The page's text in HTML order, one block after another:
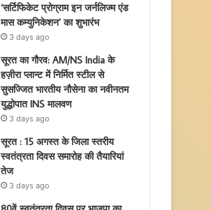
‘सर्टिफिकेट प्रोग्राम इन जर्नलिज्म एंड
मास कम्युनिकेशन’ का शुभारंभ
3 days ago
सूरत का गौरव: AM/NS India के
हज़ीरा प्लान्ट में निर्मित स्टील से
सुसज्जित भारतीय नौसेना का नवीनतम
युद्धोपात INS मालवण
3 days ago
सूरत : 15 अगस्त के जिला स्तरीय
स्वतंत्रता दिवस समारोह की तैयारियां
तेज
3 days ago